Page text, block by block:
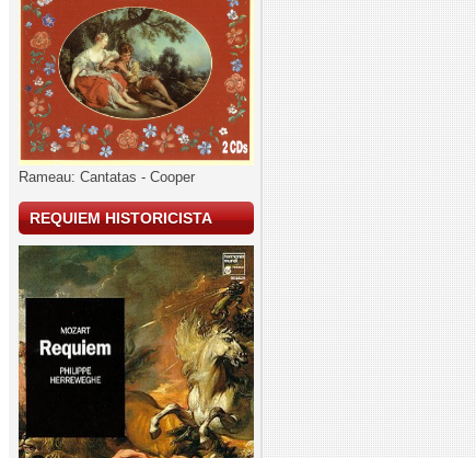
Rameau: Cantatas - Cooper
REQUIEM HISTORICISTA